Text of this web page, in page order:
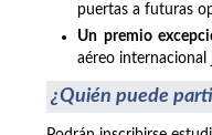
puertas a futuras
Un premio
aéreo
¿Quién puede